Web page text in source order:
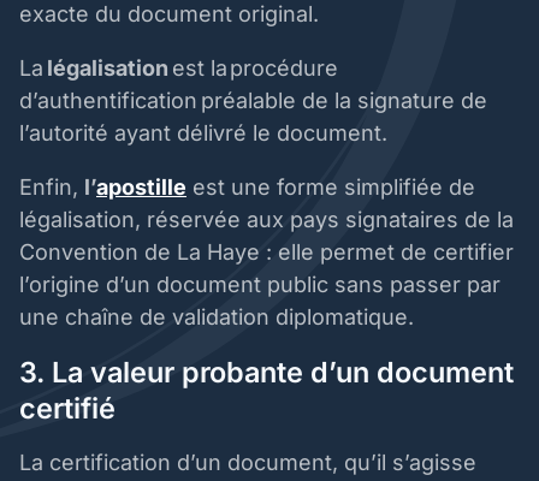
exacte du document original.
La légalisation est laprocédure
d’authentification préalable de la signature de
l’autorité ayant délivré le document.
Enfin, l’apostille est une forme simplifiée de
légalisation, réservée aux pays signataires de la
Convention de La Haye : elle permet de certifier
l’origine d’un document public sans passer par
une chaîne de validation diplomatique.
3. La valeur probante d’un document
certifié
La certification d’un document, qu’il s’agisse